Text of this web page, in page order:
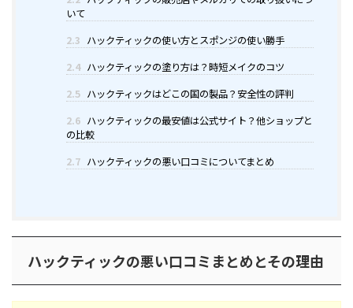
いて
2.3 ハックティックの使い方とスポンジの使い勝手
2.4 ハックティックの塗り方は？時短メイクのコツ
2.5 ハックティックはどこの国の製品？安全性の評判
2.6 ハックティックの最安値は公式サイト？他ショップと
の比較
2.7 ハックティックの悪い口コミについてまとめ
ハックティックの悪い口コミまとめとその理由